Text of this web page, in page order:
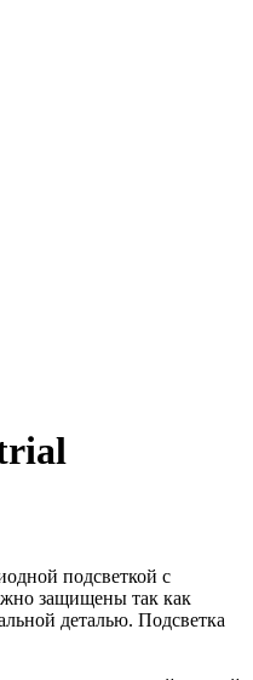
подсветкой с
защищены так как
деталью. Подсветка